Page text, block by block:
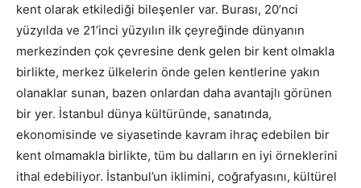
kent olarak etkilediği bileşenler var. Burası, 20’nci
yüzyılda ve 21’inci yüzyılın ilk çeyreğinde dünyanın
merkezinden çok çevresine denk gelen bir kent olmakla
birlikte, merkez ülkelerin önde gelen kentlerine yakın
olanaklar sunan, bazen onlardan daha avantajlı görünen
bir yer. İstanbul dünya kültüründe, sanatında,
ekonomisinde ve siyasetinde kavram ihraç edebilen bir
kent olmamakla birlikte, tüm bu dalların en iyi örneklerini
ithal edebiliyor. İstanbul’un iklimini, coğrafyasını, kültürel